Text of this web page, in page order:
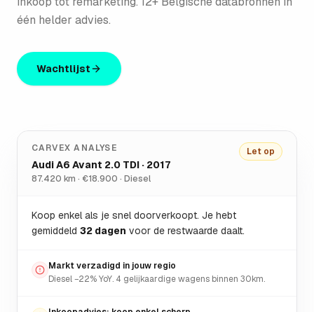
één helder advies.
Wachtlijst
CARVEX ANALYSE
Audi A6 Avant 2.0 TDI · 2017
87.420 km · €18.900 · Diesel
Let op
Koop enkel als je snel doorverkoopt. Je hebt
gemiddeld 32 dagen voor de restwaarde daalt.
Markt verzadigd in jouw regio
Diesel −22% YoY. 4 gelijkaardige wagens binnen 30km.